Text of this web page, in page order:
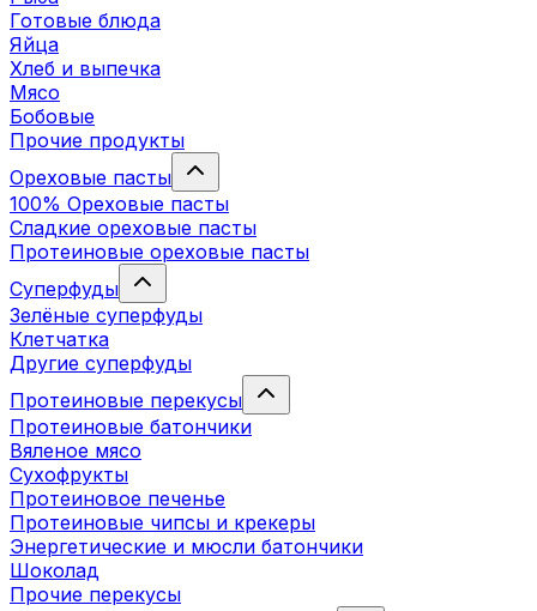
Готовые блюда
Яйца
Хлеб и выпечка
Мясо
Бобовые
Прочие продукты
Ореховые пасты
100% Ореховые пасты
Сладкие ореховые пасты
Протеиновые ореховые пасты
Суперфуды
Зелёные суперфуды
Клетчатка
Другие суперфуды
Протеиновые перекусы
Протеиновые батончики
Вяленое мясо
Сухофрукты
Протеиновое печенье
Протеиновые чипсы и крекеры
Энергетические и мюсли батончики
Шоколад
Прочие перекусы